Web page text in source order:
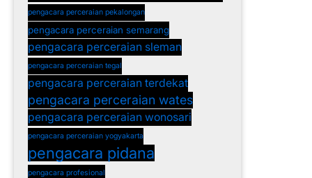
pengacara perceraian pekalongan
pengacara perceraian semarang
pengacara perceraian sleman
pengacara perceraian tegal
pengacara perceraian terdekat
pengacara perceraian wates
pengacara perceraian wonosari
pengacara perceraian yogyakarta
pengacara pidana
pengacara profesional